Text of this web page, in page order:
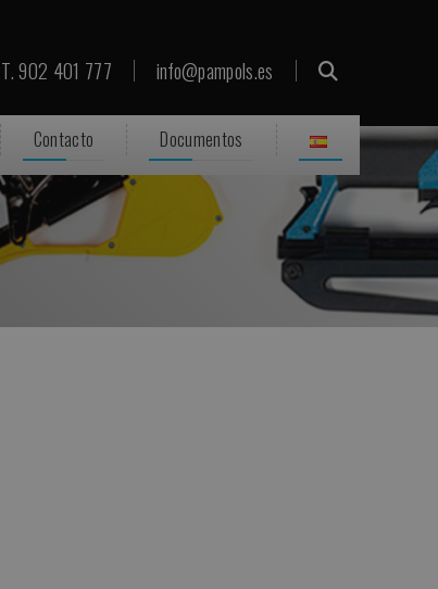
T. 902 401 777 info@pampols.es
Contacto Documentos